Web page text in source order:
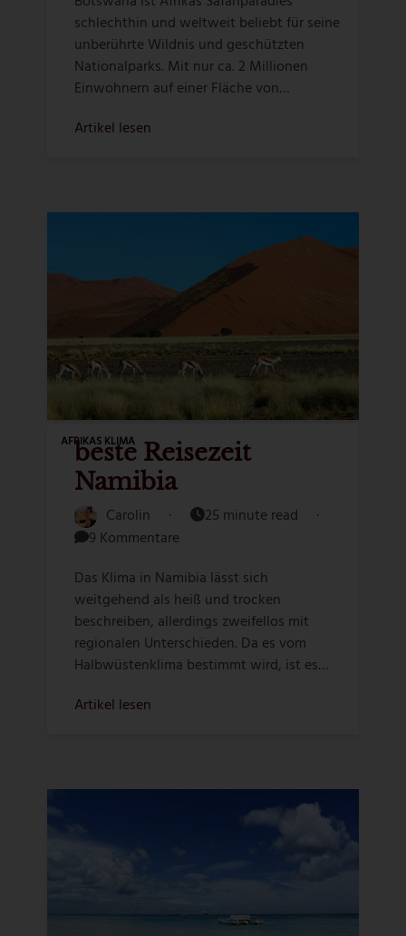
schlechthin und weltweit beliebt für seine
unberührte Wildnis und geschützten
Nationalparks. Mit nur ca. 2 Millionen
Einwohnern auf einer Fläche von…
Artikel lesen
AFRIKAS KLIMA
beste Reisezeit
Namibia
Carolin · 25 minute read
·
9 Kommentare
Das Klima in Namibia lässt sich
weitgehend als heiß und trocken
beschreiben, allerdings zweifellos mit
regionalen Unterschieden. Da es vom
Halbwüstenklima bestimmt wird, ist es…
Artikel lesen